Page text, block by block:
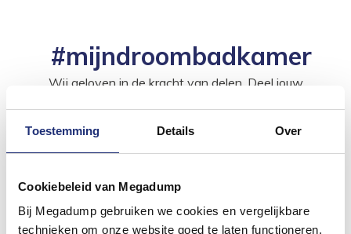
Toestemming Details Over
Cookiebeleid van Megadump
Bij Megadump gebruiken we cookies en vergelijkbare
technieken om onze website goed te laten functioneren,
#mijndroombadkamer
Wij geloven in de kracht van delen. Deel jouw
en tag @megadumpnl. Samen bouwen we een
badkamerstijlen. Doe je mee?